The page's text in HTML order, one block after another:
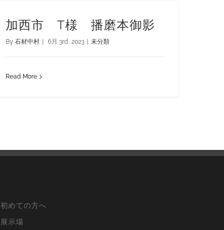
加西市 T様 播磨本御影
By 石材中村 6月 3rd, 2023 未分類
Read More
初めての方へ
展示場